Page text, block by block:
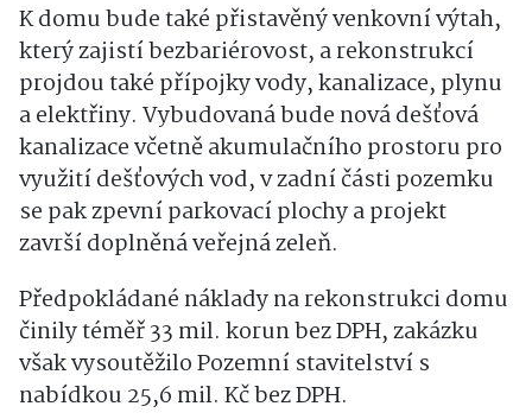
K domu bude také přistavěný venkovní výtah,
který zajistí bezbariérovost, a rekonstrukcí
projdou také přípojky vody, kanalizace, plynu
a elektřiny. Vybudovaná bude nová dešťová
kanalizace včetně akumulačního prostoru pro
využití dešťových vod, v zadní části pozemku
se pak zpevní parkovací plochy a projekt
završí doplněná veřejná zeleň.
Předpokládané náklady na rekonstrukci domu
činily téměř 33 mil. korun bez DPH, zakázku
však vysoutěžilo Pozemní stavitelství s
nabídkou 25,6 mil. Kč bez DPH.